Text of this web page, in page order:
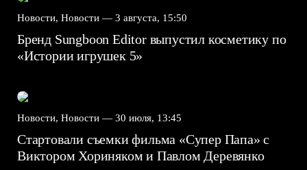
Новости, Новости — 3 августа, 15:50
Бренд Sungboon Editor выпустил косметику по
«Истории игрушек 5»
Новости, Новости — 30 июля, 13:45
Стартовали съемки фильма «Супер Папа» с
Виктором Хориняком и Павлом Деревянко